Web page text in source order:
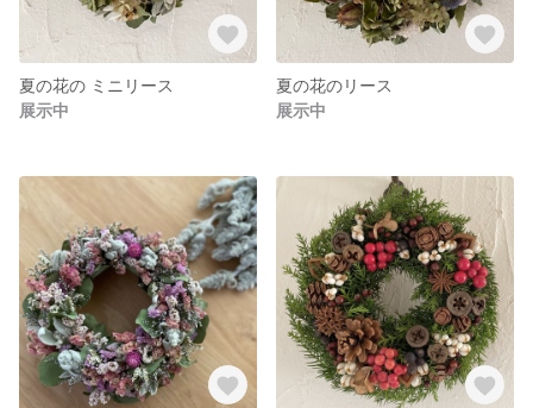
夏の花の ミニリース
展示中
夏の花のリース
展示中